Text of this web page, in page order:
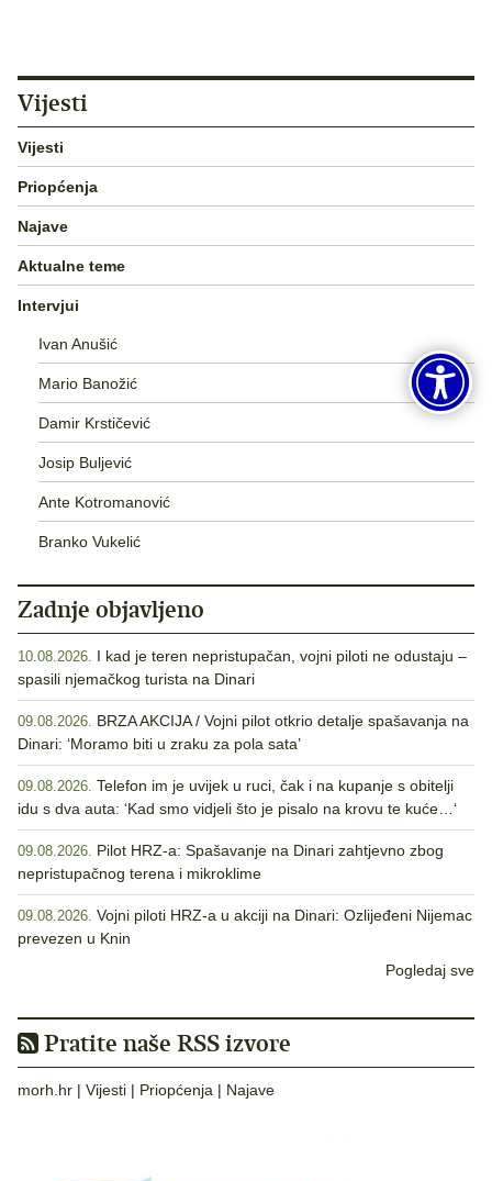
Vijesti
Vijesti
Priopćenja
Najave
Aktualne teme
Intervjui
Ivan Anušić
Mario Banožić
Damir Krstičević
Josip Buljević
Ante Kotromanović
Branko Vukelić
Zadnje objavljeno
10.08.2026. I kad je teren nepristupačan, vojni piloti ne odustaju –
spasili njemačkog turista na Dinari
09.08.2026. BRZA AKCIJA / Vojni pilot otkrio detalje spašavanja na
Dinari: ‘Moramo biti u zraku za pola sata’
09.08.2026. Telefon im je uvijek u ruci, čak i na kupanje s obitelji
idu s dva auta: ‘Kad smo vidjeli što je pisalo na krovu te kuće…‘
09.08.2026. Pilot HRZ-a: Spašavanje na Dinari zahtjevno zbog
nepristupačnog terena i mikroklime
09.08.2026. Vojni piloti HRZ-a u akciji na Dinari: Ozlijeđeni Nijemac
prevezen u Knin
Pogledaj sve
Pratite naše RSS izvore
morh.hr | Vijesti | Priopćenja | Najave